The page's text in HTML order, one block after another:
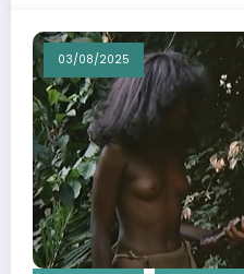
03/08/2025